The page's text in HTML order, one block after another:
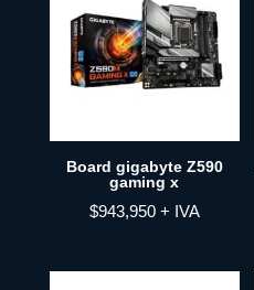
Board gigabyte Z590
gaming x
$943,950 + IVA